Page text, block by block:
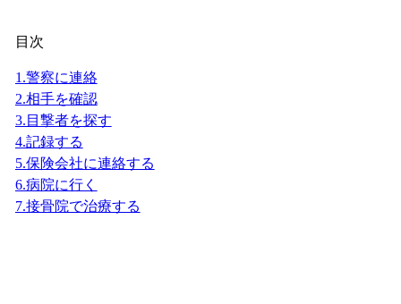
目次
1.警察に連絡
2.相手を確認
3.目撃者を探す
4.記録する
5.保険会社に連絡する
6.病院に行く
7.接骨院で治療する